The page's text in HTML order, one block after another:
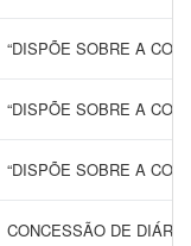
“DISPÕE SOBRE A
“DISPÕE SOBRE A
“DISPÕE SOBRE A
CONCESSÃO DE